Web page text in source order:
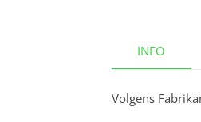
INFO
Volgens